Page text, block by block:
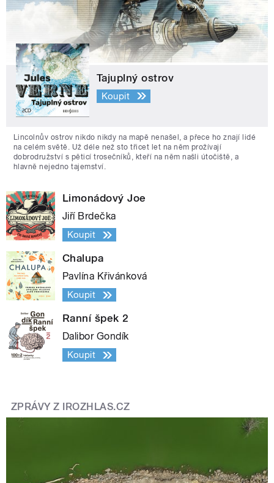
Tajuplný ostrov
Koupit
Lincolnův ostrov nikdo nikdy na mapě nenašel, a přece ho znají lidé
na celém světě. Už déle než sto třicet let na něm prožívají
dobrodružství s pěticí trosečníků, kteří na něm našli útočiště, a
hlavně nejedno tajemství.
Limonádový Joe
Jiří Brdečka
Koupit
Chalupa
Pavlína Křivánková
Koupit
Ranní špek 2
Dalibor Gondík
Koupit
ZPRÁVY Z IROZHLAS.CZ